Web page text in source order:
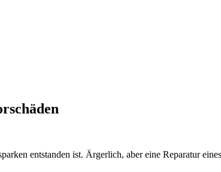
entstanden ist. Ärgerlich, aber eine Reparatur